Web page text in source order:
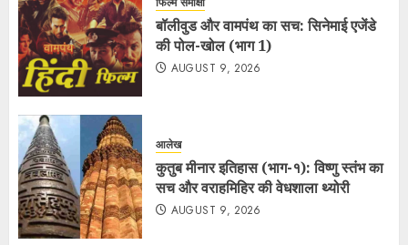
बॉलीवुड और वामपंथ का सच: सिनेमाई एजेंडे
की पोल-खोल (भाग 1)
AUGUST 9, 2026
आलेख
कुतुब मीनार इतिहास (भाग-१): विष्णु स्तंभ का
सच और वराहमिहिर की वेधशाला थ्योरी
AUGUST 9, 2026